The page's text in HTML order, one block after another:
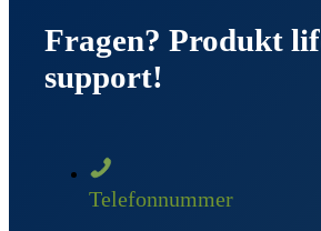
Fragen? Produkt
support!
Telefonnummer